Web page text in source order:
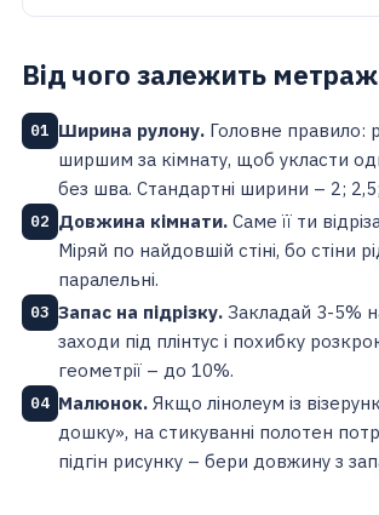
Від чого залежить
01 Ширина рулону. Головне правило:
ширшим за кімнату, щоб укласти
без шва. Стандартні ширини – 2;
02 Довжина кімнати. Саме її ти
Міряй по найдовшій стіні, бо стіни
паралельні.
03 Запас на підрізку. Закладай 3-5%
заходи під плінтус і похибку
геометрії – до 10%.
04 Малюнок. Якщо лінолеум із
дошку», на стикуванні полотен
підгін рисунку – бери довжину з